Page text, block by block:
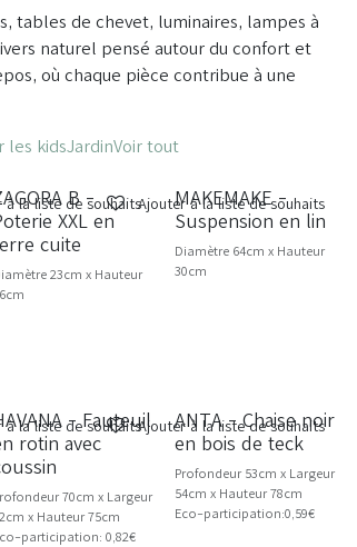
tables de chevet, luminaires, lampes à
naturel pensé autour du confort et
où chaque pièce contribue à une
les kidsJardinVoir tout
SOLDES -20%
B -
XXL en
cuite
23cm x Hauteur
à la liste de souhaits NOUVEAU
MAKEMAKE -
Suspension en lin
Diamètre 64cm x Hauteur
30cm
Ajouter à la liste de souhaits
- Fauteuil
rotin avec
70cm x Largeur
x Hauteur 75cm
participation: 0,82€
à la liste de souhaits
ANTA - Chaise noir
en bois de teck
Profondeur 53cm x Largeur
54cm x Hauteur 78cm
Eco-participation:0,59€
Ajouter à la liste de souhaits